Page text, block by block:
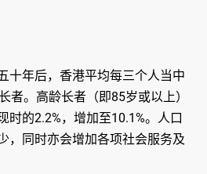
十年后，香港平均每三个人当中
者。高龄长者（即85岁或以上）
时的2.2%，增加至10.1%。人口
，同时亦会增加各项社会服务及